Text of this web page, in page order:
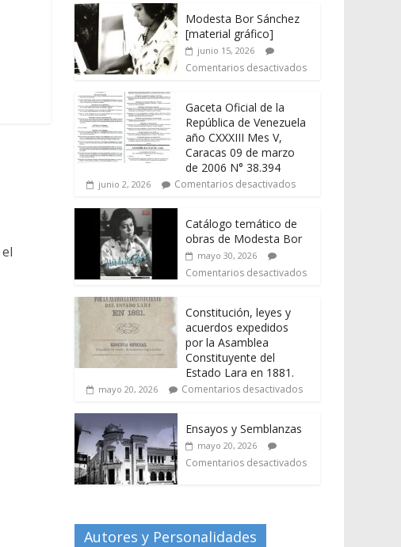
Modesta Bor Sánchez
[material gráfico]
junio 15, 2026
Comentarios desactivados
Gaceta Oficial de la
República de Venezuela
año CXXXIII Mes V,
Caracas 09 de marzo
de 2006 N° 38.394
junio 2, 2026 Comentarios desactivados
Catálogo temático de
obras de Modesta Bor
mayo 30, 2026
Comentarios desactivados
Constitución, leyes y
acuerdos expedidos
por la Asamblea
Constituyente del
Estado Lara en 1881.
mayo 20, 2026 Comentarios desactivados
Ensayos y Semblanzas
mayo 20, 2026
Comentarios desactivados
Autores y Personalidades